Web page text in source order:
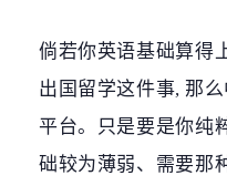
倘若你英语基础算得
出国留学这件事, 那
平台。只是要是你纯
础较为薄弱、需要那